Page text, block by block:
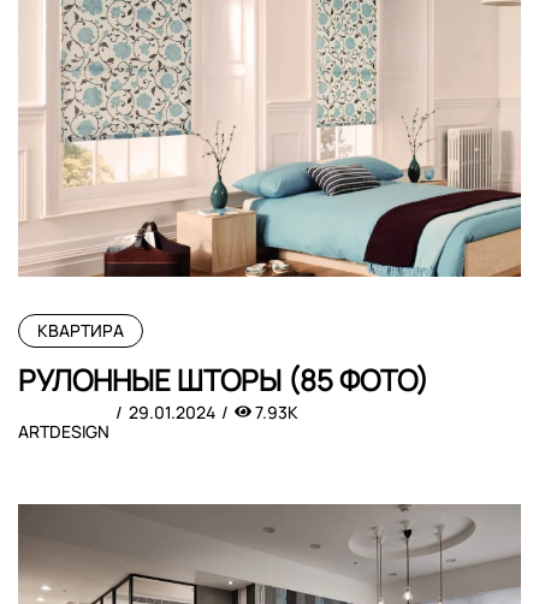
КВАРТИРА
РУЛОННЫЕ ШТОРЫ (85 ФОТО)
ARTDESIGN
29.01.2024 7.93K